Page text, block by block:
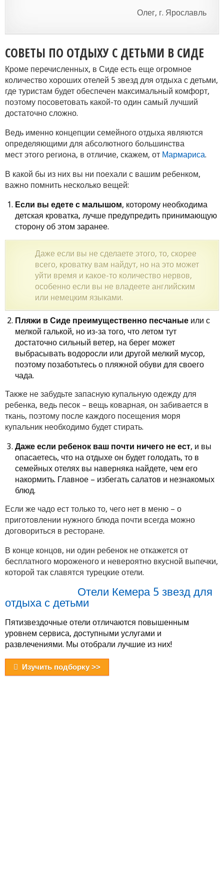
Олег, г. Ярославль
СОВЕТЫ ПО ОТДЫХУ С ДЕТЬМИ В СИДЕ
Кроме перечисленных, в Сиде есть еще огромное
количество хороших отелей 5 звезд для отдыха с детьми,
где туристам будет обеспечен максимальный комфорт,
поэтому посоветовать какой-то один самый лучший
достаточно сложно.
Ведь именно концепции семейного отдыха являются
определяющими для абсолютного большинства
мест этого региона, в отличие, скажем, от Мармариса.
В какой бы из них вы ни поехали с вашим ребенком,
важно помнить несколько вещей:
Если вы едете с малышом, которому необходима
детская кроватка, лучше предупредить принимающую
сторону об этом заранее.
Даже если вы не сделаете этого, то, скорее
всего, кроватку вам найдут, но на это может
уйти время и какое-то количество нервов,
особенно если вы не владеете английским
или немецким языками.
Пляжи в Сиде преимущественно песчаные или с
мелкой галькой, но из-за того, что летом тут
достаточно сильный ветер, на берег может
выбрасывать водоросли или другой мелкий мусор,
поэтому позаботьтесь о пляжной обуви для своего
чада.
Также не забудьте запасную купальную одежду для
ребенка, ведь песок – вещь коварная, он забивается в
ткань, поэтому после каждого посещения моря
купальник необходимо будет стирать.
Даже если ребенок ваш почти ничего не ест, и вы
опасаетесь, что на отдыхе он будет голодать, то в
семейных отелях вы наверняка найдете, чем его
накормить. Главное – избегать салатов и незнакомых
блюд.
Если же чадо ест только то, чего нет в меню – о
приготовлении нужного блюда почти всегда можно
договориться в ресторане.
В конце концов, ни один ребенок не откажется от
бесплатного мороженого и невероятно вкусной выпечки,
которой так славятся турецкие отели.
Отели Кемера 5 звезд для
отдыха с детьми
Пятизвездочные отели отличаются повышенным
уровнем сервиса, доступными услугами и
развлечениями. Мы отобрали лучшие из них!
Изучить подборку >>